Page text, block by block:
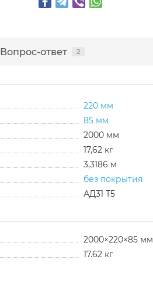
Вопрос-ответ 2
220 мм
85 мм
2000 мм
17,62 кг
3,3186 м
без покрытия
АД31 Т5
2000×220×85 мм
17.62 кг